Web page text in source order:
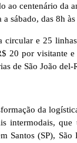
centenário da
sábado, das 8h
circular e 25
20 por visitante
de São João del-
da
intermodais,
Santos (SP),